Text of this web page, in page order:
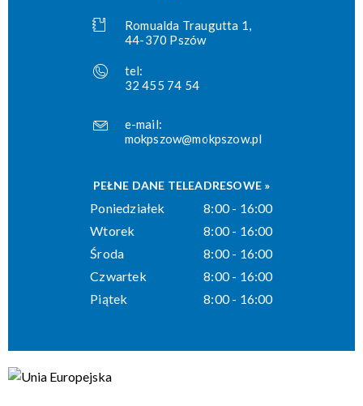
Romualda Traugutta 1,
44-370 Pszów
tel:
32 455 74 54
e-mail:
mokpszow@mokpszow.pl
PEŁNE DANE TELEADRESOWE »
Poniedziałek
8:00 - 16:00
Wtorek
8:00 - 16:00
Środa
8:00 - 16:00
Czwartek
8:00 - 16:00
Piątek
8:00 - 16:00